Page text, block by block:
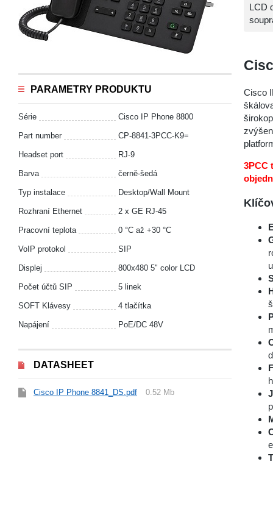
PARAMETRY PRODUKTU
Série Cisco IP Phone 8800
Part number CP-8841-3PCC-K9=
Headset port RJ-9
Barva černě-šedá
Typ instalace Desktop/Wall Mount
Rozhraní Ethernet 2 x GE RJ-45
Pracovní teplota 0 °С až +30 °С
VoIP protokol SIP
Displej 800x480 5" color LCD
Počet účtů SIP 5 linek
SOFT Klávesy 4 tlačítka
Napájení PoE/DC 48V
DATASHEET
Cisco IP Phone 8841_DS.pdf 0.52 Mb
LCD
Cisco
3PCC